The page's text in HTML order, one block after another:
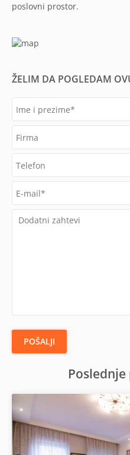
poslovni prostor.
ŽELIM DA POGLEDAM
POŠALJI